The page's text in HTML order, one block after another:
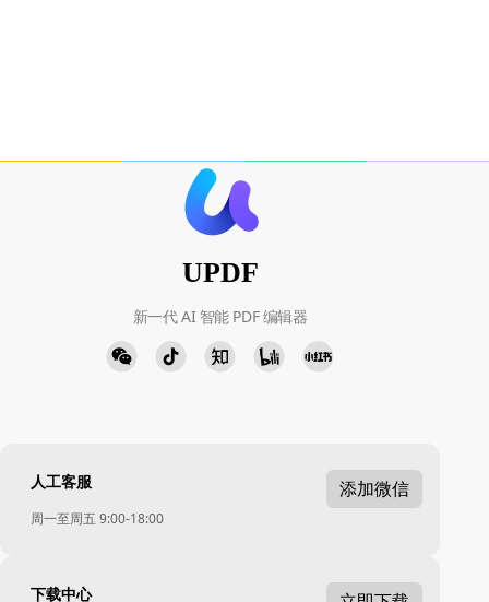
UPDF
新一代 AI 智能 PDF 编辑器
人工客服
周一至周五 9:00-18:00
添加微信
下载中心